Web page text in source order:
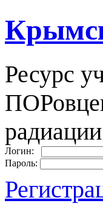
Ресурс
Логин:
Пароль: